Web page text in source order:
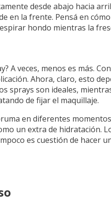
desde abajo hacia
en la frente. Pensá en
hondo mientras la
A veces, menos es más.
Ahora, claro, esto
sprays son ideales,
de fijar el maquillaje.
en diferentes
un extra de hidratación.
es cuestión de hacer